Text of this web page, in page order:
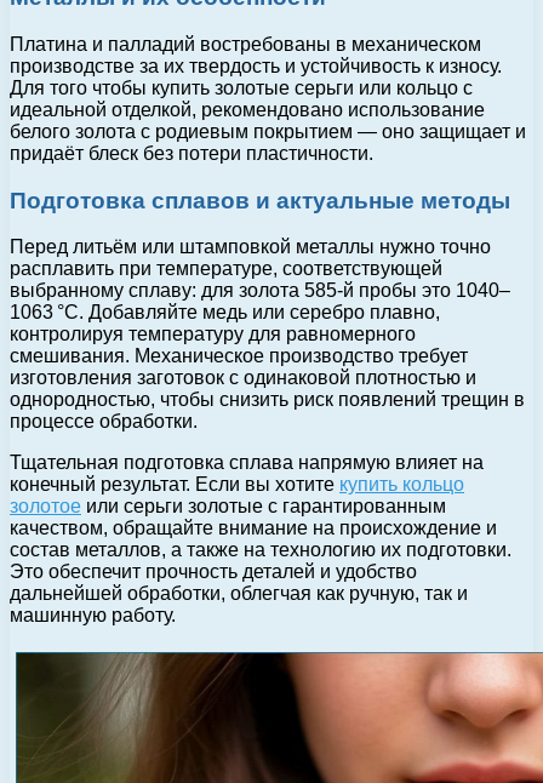
Платина и палладий востребованы в механическом
производстве за их твердость и устойчивость к износу.
Для того чтобы купить золотые серьги или кольцо с
идеальной отделкой, рекомендовано использование
белого золота с родиевым покрытием — оно защищает и
придаёт блеск без потери пластичности.
Подготовка сплавов и актуальные методы
Перед литьём или штамповкой металлы нужно точно
расплавить при температуре, соответствующей
выбранному сплаву: для золота 585-й пробы это 1040–
1063 °C. Добавляйте медь или серебро плавно,
контролируя температуру для равномерного
смешивания. Механическое производство требует
изготовления заготовок с одинаковой плотностью и
однородностью, чтобы снизить риск появлений трещин в
процессе обработки.
Тщательная подготовка сплава напрямую влияет на
конечный результат. Если вы хотите купить кольцо
золотое или серьги золотые с гарантированным
качеством, обращайте внимание на происхождение и
состав металлов, а также на технологию их подготовки.
Это обеспечит прочность деталей и удобство
дальнейшей обработки, облегчая как ручную, так и
машинную работу.